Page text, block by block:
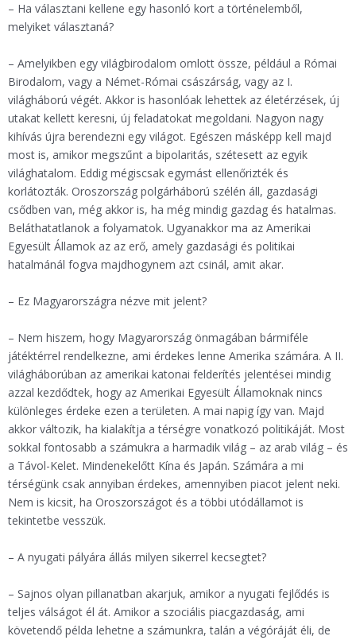
– Ha választani kellene egy hasonló kort a történelemből,
melyiket választaná?
– Amelyikben egy világbirodalom omlott össze, például a Római
Birodalom, vagy a Német-Római császárság, vagy az I.
világháború végét. Akkor is hasonlóak lehettek az életérzések, új
utakat kellett keresni, új feladatokat megoldani. Nagyon nagy
kihívás újra berendezni egy világot. Egészen másképp kell majd
most is, amikor megszűnt a bipolaritás, szétesett az egyik
világhatalom. Eddig mégiscsak egymást ellenőrizték és
korlátozták. Oroszország polgárháború szélén áll, gazdasági
csődben van, még akkor is, ha még mindig gazdag és hatalmas.
Beláthatatlanok a folyamatok. Ugyanakkor ma az Amerikai
Egyesült Államok az az erő, amely gazdasági és politikai
hatalmánál fogva majdhogynem azt csinál, amit akar.
– Ez Magyarországra nézve mit jelent?
– Nem hiszem, hogy Magyarország önmagában bármiféle
játéktérrel rendelkezne, ami érdekes lenne Amerika számára. A II.
világháborúban az amerikai katonai felderítés jelentései mindig
azzal kezdődtek, hogy az Amerikai Egyesült Államoknak nincs
különleges érdeke ezen a területen. A mai napig így van. Majd
akkor változik, ha kialakítja a térségre vonatkozó politikáját. Most
sokkal fontosabb a számukra a harmadik világ – az arab világ – és
a Távol-Kelet. Mindenekelőtt Kína és Japán. Számára a mi
térségünk csak annyiban érdekes, amennyiben piacot jelent neki.
Nem is kicsit, ha Oroszországot és a többi utódállamot is
tekintetbe vesszük.
– A nyugati pályára állás milyen sikerrel kecsegtet?
– Sajnos olyan pillanatban akarjuk, amikor a nyugati fejlődés is
teljes válságot él át. Amikor a szociális piacgazdaság, ami
követendő példa lehetne a számunkra, talán a végóráját éli, de